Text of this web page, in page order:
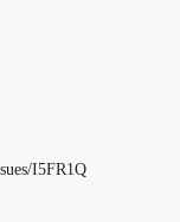
I5FR1Q